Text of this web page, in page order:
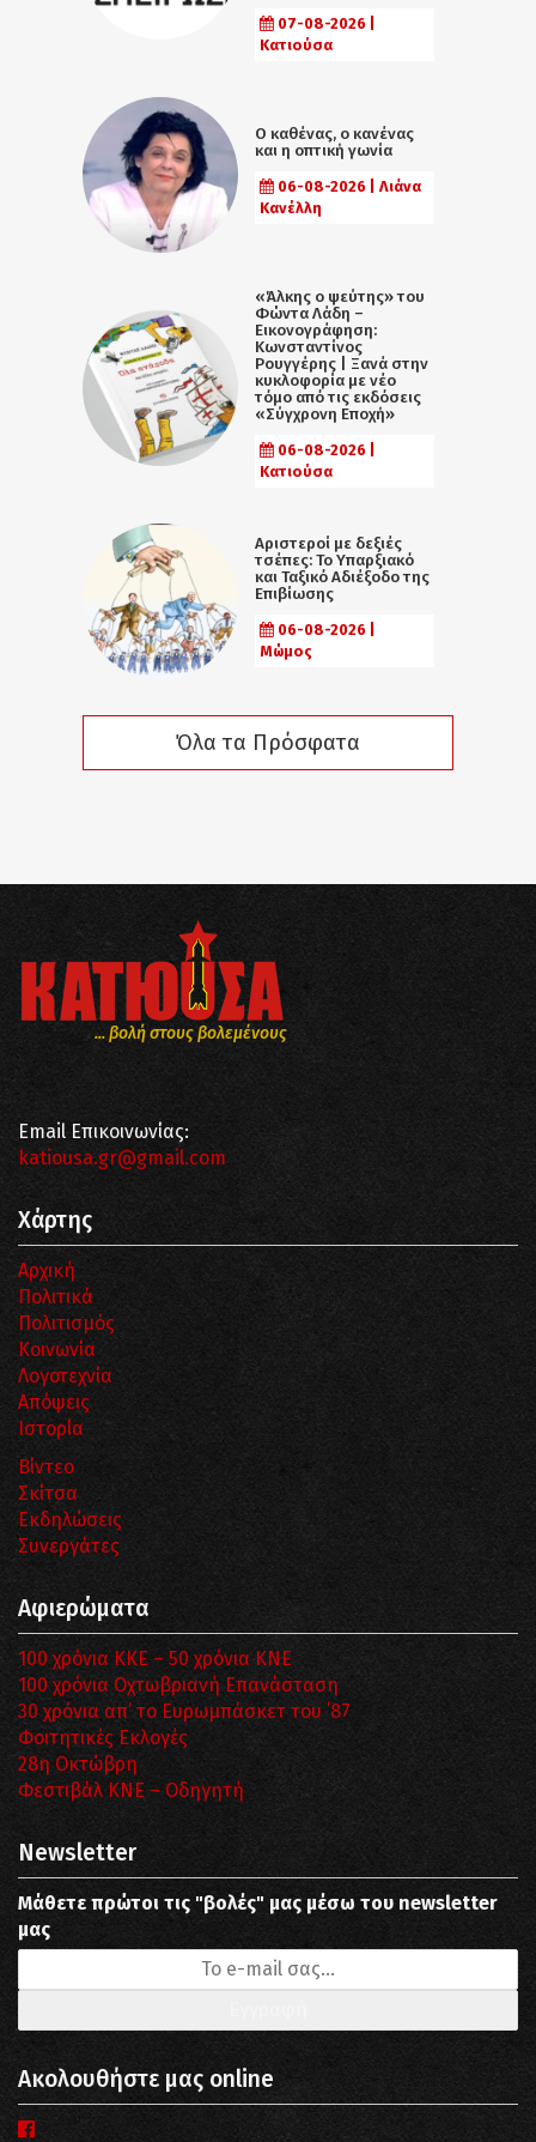
07-08-2026 |
Κατιούσα
Ο καθένας, ο κανένας
και η οπτική γωνία
06-08-2026 | Λιάνα
Κανέλλη
«Άλκης ο ψεύτης» του
Φώντα Λάδη –
Εικονογράφηση:
Κωνσταντίνος
Ρουγγέρης | Ξανά στην
κυκλοφορία με νέο
τόμο από τις εκδόσεις
«Σύγχρονη Εποχή»
06-08-2026 |
Κατιούσα
Αριστεροί με δεξιές
τσέπες: Το Υπαρξιακό
και Ταξικό Αδιέξοδο της
Επιβίωσης
06-08-2026 |
Μώμος
Όλα τα Πρόσφατα
... βολή στους βολεμένους
Email Επικοινωνίας:
katiousa.gr@gmail.com
Χάρτης
Αρχική
Πολιτικά
Πολιτισμός
Κοινωνία
Λογοτεχνία
Απόψεις
Ιστορία
Βίντεο
Σκίτσα
Εκδηλώσεις
Συνεργάτες
Αφιερώματα
100 χρόνια ΚΚΕ – 50 χρόνια ΚΝΕ
100 χρόνια Οχτωβριανή Επανάσταση
30 χρόνια απ’ το Ευρωμπάσκετ του ΄87
Φοιτητικές Εκλογές
28η Οκτώβρη
Φεστιβάλ ΚΝΕ – Οδηγητή
Newsletter
Μάθετε πρώτοι τις "βολές" μας μέσω του newsletter
μας
Ακολουθήστε μας online